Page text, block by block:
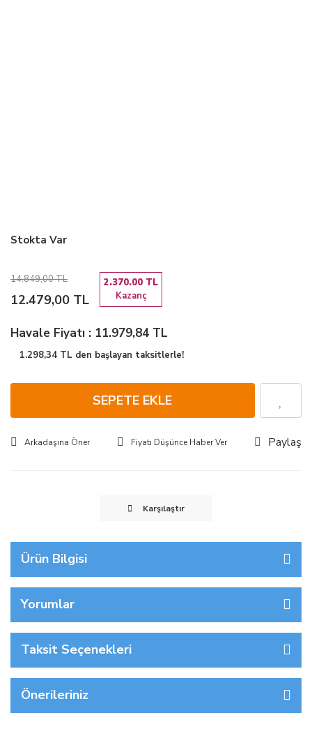
Stokta Var
12.479,00 TL
14.849,00 TL
Kazanç
2.370.00 TL
Havale Fiyatı : 11.979,84 TL
1.298,34 TL den başlayan taksitlerle!
SEPETE EKLE
Arkadaşına Öner Fiyatı Düşünce Haber Ver Paylaş
Karşılaştır
Ürün Bilgisi
Yorumlar
Taksit Seçenekleri
Önerileriniz